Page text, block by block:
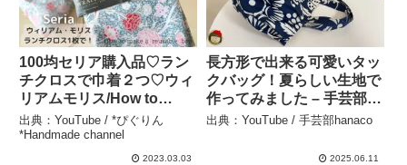
100均セリア購入品♡ラン
チクロスで巾着２つ♡ウィ
リアムモリス/How to
make a drawstring bag – *
ぴぐりん*Handmade
出典：YouTube / *ぴぐりん
*Handmade channel
2023.03.03
長方形で出来る可愛いタッ
クバッグ！夏らしい生地で
作ってみました – 手芸部
hanaco [handicraft]
出典：YouTube / 手芸部hanaco
2025.06.11